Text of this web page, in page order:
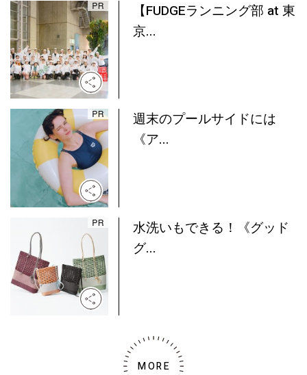
【FUDGEランニング部 at 東
京...
週末のプールサイドには
《ア...
水洗いもできる！《グッド
グ...
MORE